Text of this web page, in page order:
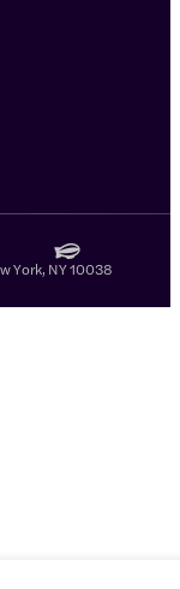
York, NY 10038